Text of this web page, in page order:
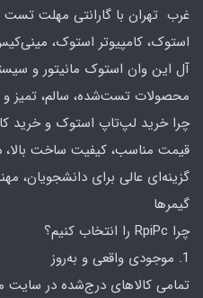
غرب تهران با گارانتی مهلت
استوک، کامپیوتر استوک،
آل این وان استوک مانیتور و
محصولات تست‌شده، سالم، تمیز
چرا خرید لپ‌تاپ استوک و خرید
قیمت مناسب، کیفیت ساخت بالا،
گزینه‌ای عالی برای دانشجویان،
گیمرها
چرا RpiPc را انتخاب کنیم؟
1. موجودی واقعی و به‌روز
تمامی کالاهای درج‌شده در سایت